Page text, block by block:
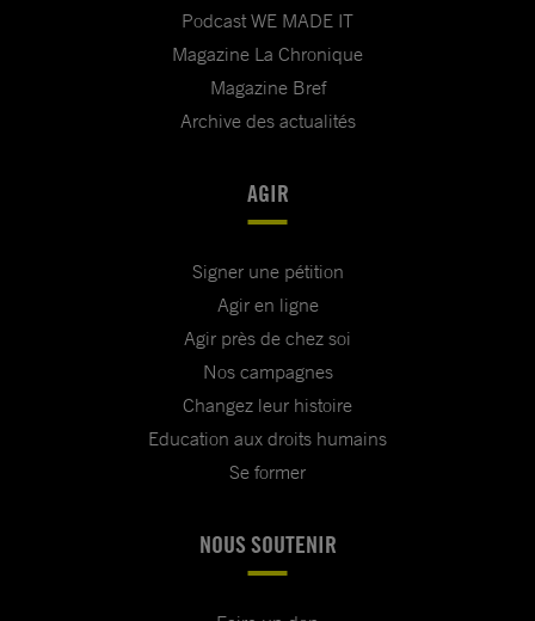
Podcast WE MADE IT
Magazine La Chronique
Magazine Bref
Archive des actualités
AGIR
Signer une pétition
Agir en ligne
Agir près de chez soi
Nos campagnes
Changez leur histoire
Education aux droits humains
Se former
NOUS SOUTENIR